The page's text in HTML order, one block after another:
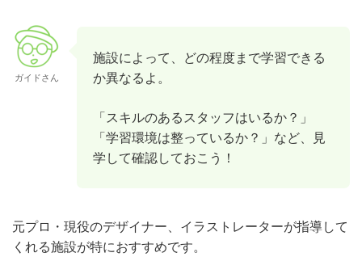
ガイドさん
施設によって、どの程度まで学習できる
か異なるよ。
「スキルのあるスタッフはいるか？」
「学習環境は整っているか？」など、見
学して確認しておこう！
元プロ・現役のデザイナー、イラストレーターが指導して
くれる施設が特におすすめです。